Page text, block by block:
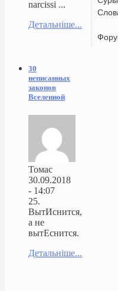
narcissi ...
Детальніше...
30
неписанных
законов
Вселенной
Томас
30.09.2018
- 14:07
25.
ВытИснится,
а не
вытЕснится.
Детальніше...